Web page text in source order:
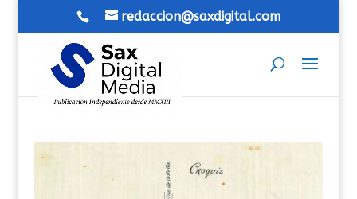
redaccion@saxdigital.com